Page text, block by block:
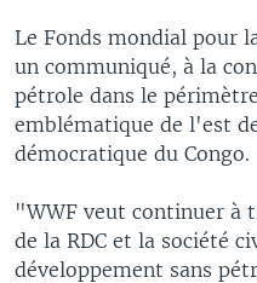
Le Fonds mondial pour
un communiqué, à la
pétrole dans le
emblématique de l'est
démocratique du Congo.
"WWF veut continuer à
de la RDC et la société
développement sans